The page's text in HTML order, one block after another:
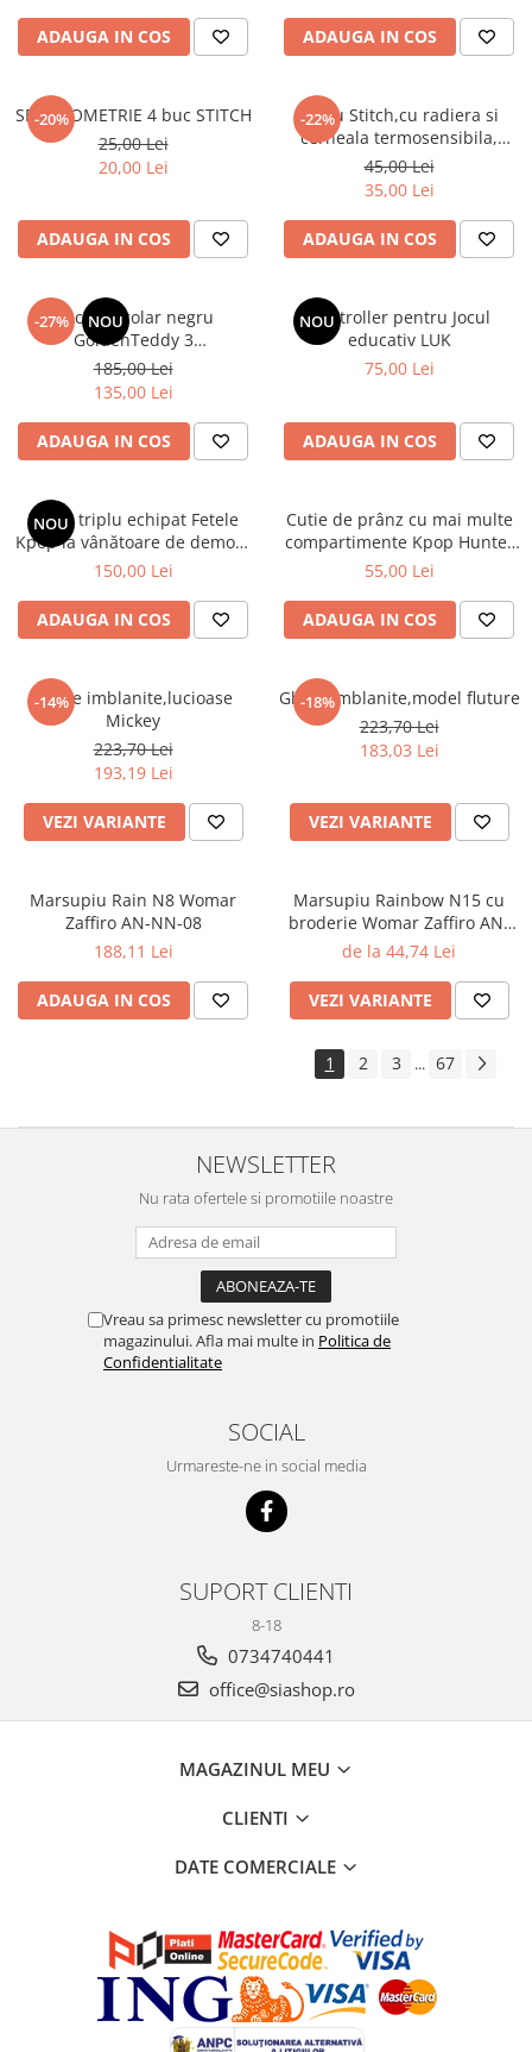
ADAUGA IN COS ADAUGA IN COS
-20%
SET GEOMETRIE 4 buc STITCH
25,00 Lei
20,00 Lei
ADAUGA IN COS
-22%
Stilou Stitch,cu radiera si
cerneala termosensibila,
pastel
45,00 Lei
35,00 Lei
ADAUGA IN COS
-27% NOU
Rucsac școlar negru
GoldenTeddy 3
compartimente Astra
185,00 Lei
135,00 Lei
ADAUGA IN COS
NOU
Controller pentru Jocul
educativ LUK
75,00 Lei
ADAUGA IN COS
NOU
Penar triplu echipat Fetele
Kpop la vânătoare de demoni
Energy
150,00 Lei
ADAUGA IN COS
Cutie de prânz cu mai multe
compartimente Kpop Hunter
XL
55,00 Lei
ADAUGA IN COS
-14%
Ghete imblanite,lucioase
Mickey
223,70 Lei
193,19 Lei
VEZI VARIANTE
-18%
Ghete imblanite,model fluture
223,70 Lei
183,03 Lei
VEZI VARIANTE
Marsupiu Rain N8 Womar
Zaffiro AN-NN-08
188,11 Lei
ADAUGA IN COS
Marsupiu Rainbow N15 cu
broderie Womar Zaffiro AN-
NZ-15E
de la 44,74 Lei
VEZI VARIANTE
1 2 3 ... 67
NEWSLETTER
Nu rata ofertele si promotiile noastre
Vreau sa primesc newsletter cu promotiile
magazinului. Afla mai multe in Politica de
Confidentialitate
SOCIAL
Urmareste-ne in social media
SUPORT CLIENTI
8-18
0734740441
office@siashop.ro
MAGAZINUL MEU
CLIENTI
DATE COMERCIALE